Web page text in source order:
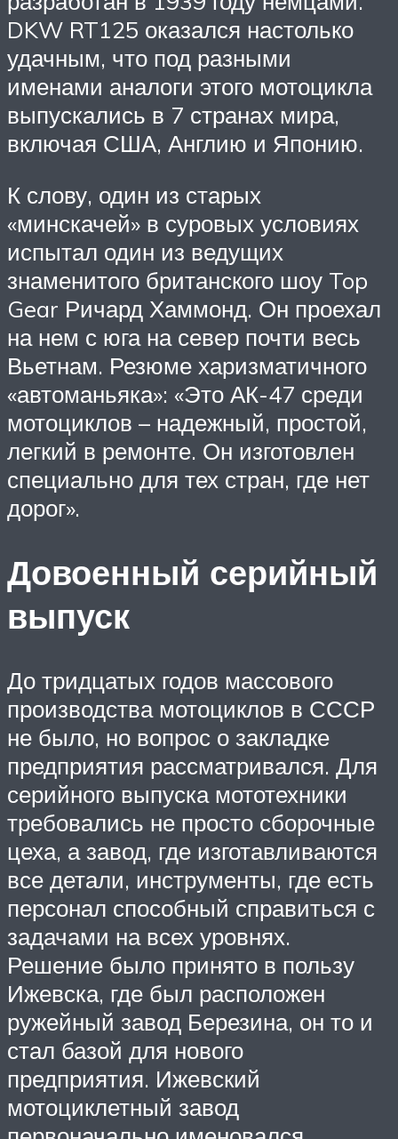
DKW RT125 оказался настолько
удачным, что под разными
именами аналоги этого мотоцикла
выпускались в 7 странах мира,
включая США, Англию и Японию.
К слову, один из старых
«минскачей» в суровых условиях
испытал один из ведущих
знаменитого британского шоу Top
Gear Ричард Хаммонд. Он проехал
на нем с юга на север почти весь
Вьетнам. Резюме харизматичного
«автоманьяка»: «Это АК-47 среди
мотоциклов – надежный, простой,
легкий в ремонте. Он изготовлен
специально для тех стран, где нет
дорог».
Довоенный серийный
выпуск
До тридцатых годов массового
производства мотоциклов в СССР
не было, но вопрос о закладке
предприятия рассматривался. Для
серийного выпуска мототехники
требовались не просто сборочные
цеха, а завод, где изготавливаются
все детали, инструменты, где есть
персонал способный справиться с
задачами на всех уровнях.
Решение было принято в пользу
Ижевска, где был расположен
ружейный завод Березина, он то и
стал базой для нового
предприятия. Ижевский
мотоциклетный завод